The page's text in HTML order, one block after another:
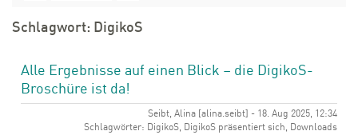
Schlagwort: DigikoS
Alle Ergebnisse auf einen Blick – die DigikoS-
Broschüre ist da!
Seibt, Alina [alina.seibt] - 18. Aug 2025, 12:34
Schlagwörter: DigikoS, DigikoS präsentiert sich, Downloads